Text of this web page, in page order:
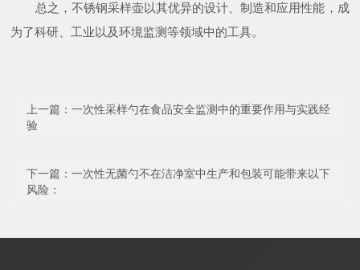
总之，不锈钢采样壶以其优异的设计、制造和应用性能，成
为了科研、工业以及环境监测等领域中的工具。
上一篇：一次性采样勺在食品安全监测中的重要作用与实践经
验
下一篇：一次性无菌勺不在洁净室中生产和包装可能带来以下
风险：